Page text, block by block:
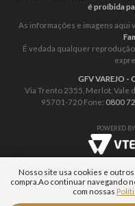
é proíbida
As informações e imagens aqui
É vedada qualquer
GFV VAREJO
Via Trento 2355, Merlot, Vale
95701-720 Fone: 0800
POWERED BY
Nosso site usa cookies e
compra. Ao continuar navegando
com nossas